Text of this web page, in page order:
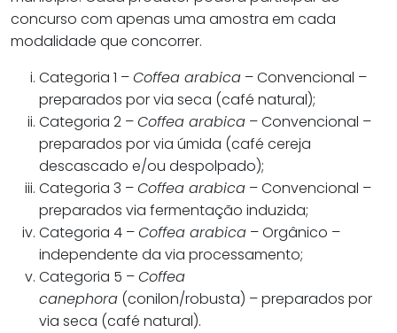
concurso com apenas uma amostra em cada
modalidade que concorrer.
Categoria 1 –Coffea arabica – Convencional –
preparados por via seca (café natural);
Categoria 2 –Coffea arabica – Convencional –
preparados por via úmida (café cereja
descascado e/ou despolpado);
Categoria 3 –Coffea arabica – Convencional –
preparados via fermentação induzida;
Categoria 4 –Coffea arabica – Orgânico –
independente da via processamento;
Categoria 5 –Coffea
canephora (conilon/robusta) – preparados por
via seca (café natural).